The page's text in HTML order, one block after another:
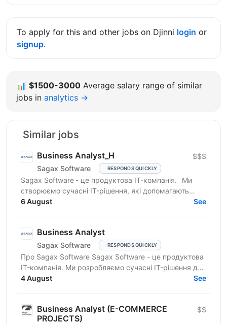
To apply for this and other jobs on Djinni login or
signup.
📊 $1500-3000 Average salary range of similar
jobs in analytics →
Similar jobs
Business Analyst_H
Sagax Software RESPONDS QUICKLY
$$$
Sagax Software - це продуктова IT-компанія. Ми
створюємо сучасні IT-рішення, які допомагають
вдосконалювати роботу ринку страхування, і
6 August See
Business Analyst
Sagax Software RESPONDS QUICKLY
Про Sagax Software Sagax Software - це продуктова
IT-компанія. Ми розробляємо сучасні IT-рішення для
ринку страхування, які допомагають нашим
4 August See
Business Analyst (E-COMMERCE
PROJECTS)
$$